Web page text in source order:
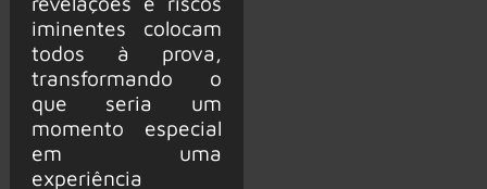
iminentes colocam
todos à prova,
transformando o
que seria um
momento especial
em uma
experiência